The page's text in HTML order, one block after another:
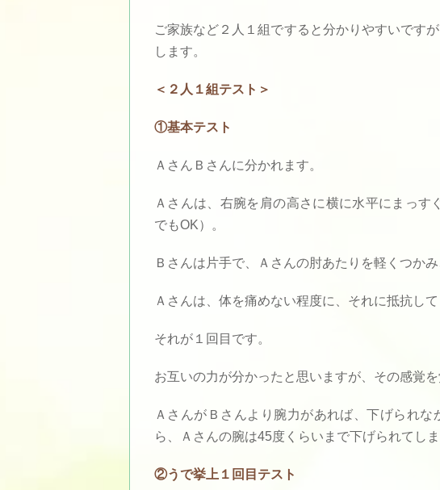
ご家族など２人１組ですると分かりやすいです
します。
＜２人１組テスト＞
①基本テスト
ＡさんＢさんに分かれます。
Ａさんは、右腕を肩の高さに横に水平にまっ
でもOK）。
Ｂさんは片手で、Ａさんの肘あたりを軽くつか
Ａさんは、体を痛めない程度に、それに抵抗して
それが１回目です。
お互いの力が分かったと思いますが、その感覚を
ＡさんがＢさんより腕力があれば、下げられ
ら、Ａさんの腕は45度くらいまで下げられてしま
②うで挙上１回目テスト